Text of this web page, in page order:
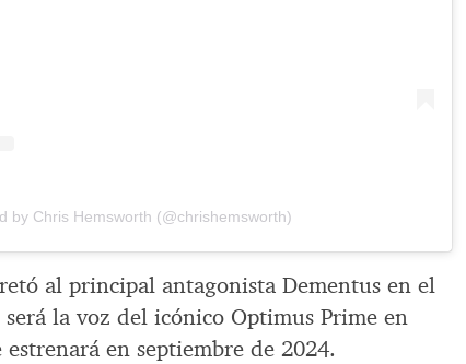
by Chris Hemsworth (@chrishemsworth)
al principal antagonista Dementus en el
la voz del icónico Optimus Prime en
estrenará en septiembre de 2024.